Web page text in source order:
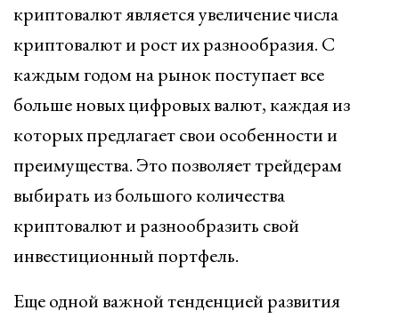
криптовалют является увеличение числа
криптовалют и рост их разнообразия. С
каждым годом на рынок поступает все
больше новых цифровых валют, каждая из
которых предлагает свои особенности и
преимущества. Это позволяет трейдерам
выбирать из большого количества
криптовалют и разнообразить свой
инвестиционный портфель.
Еще одной важной тенденцией развития